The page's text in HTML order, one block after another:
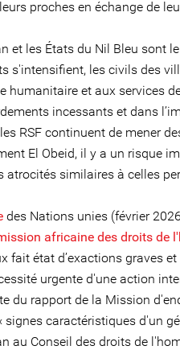
proches en échange de
et les États du Nil Bleu sont
s'intensifient, les civils des
humanitaire et aux services
incessants et dans
RSF continuent de mener
El Obeid, il y a un risque
atrocités similaires à celles
des Nations unies (février
africaine des droits de
fait état d’exactions graves
urgente d'une action
du rapport de la Mission
signes caractéristiques d'un
au Conseil des droits de